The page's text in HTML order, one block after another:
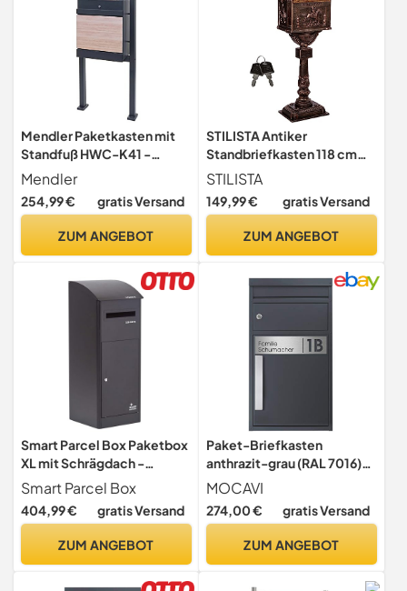
Mendler Paketkasten mit
Standfuß HWC-K41 -
verzinkt anthrazit-
Holzoptik
Mendler
254,99 € gratis Versand
ZUM ANGEBOT
STILISTA Antiker
Standbriefkasten 118 cm
aus rostfreiem Aluminium,
Farbwahl, Bronze
STILISTA
149,99 € gratis Versand
ZUM ANGEBOT
Smart Parcel Box Paketbox
XL mit Schrägdach -
Paketbriefkasten, schwarz
Smart Parcel Box
404,99 € gratis Versand
ZUM ANGEBOT
Paket-Briefkasten
anthrazit-grau (RAL 7016)
SafePost 45MS Design-
Paketkasten modern für
alle Paketdienste Paketbox
Standbriefkasten
MOCAVI
274,00 € gratis Versand
ZUM ANGEBOT